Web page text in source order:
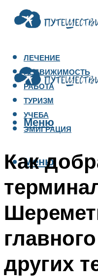
ЛЕЧЕНИЕ
НЕДВИЖИМОСТЬ
РАБОТА
ТУРИЗМ
УЧЕБА
ЭМИГРАЦИЯ
Меню
Меню
Как
других